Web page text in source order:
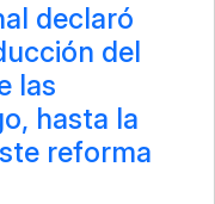
declaró
del
las
hasta la
reforma